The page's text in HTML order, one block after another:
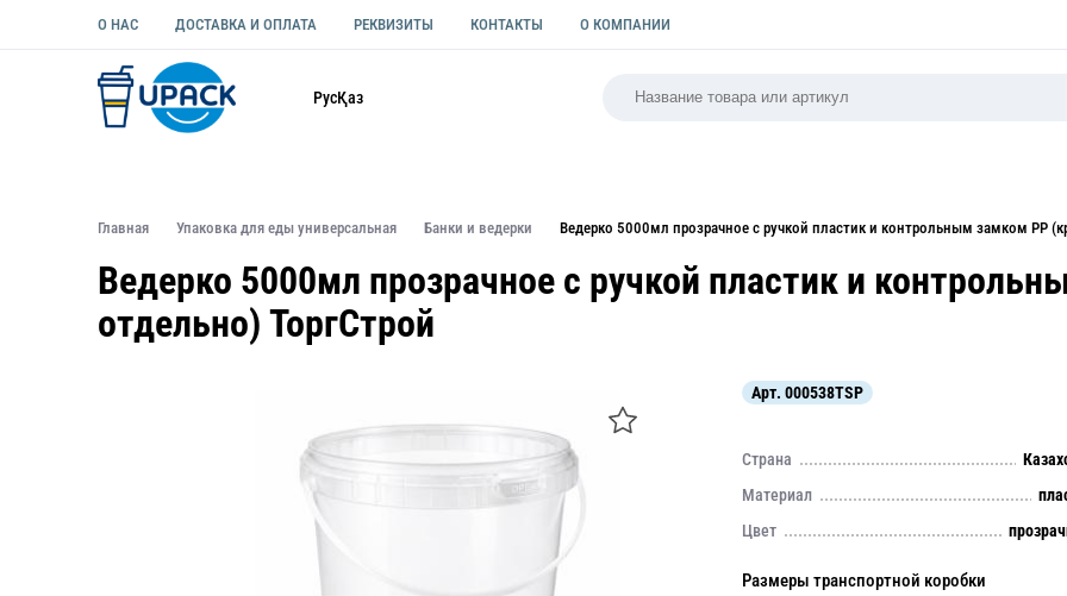
О НАС ДОСТАВКА И ОПЛАТА РЕКВИЗИТЫ КОНТАКТЫ О КОМПАНИИ
РусҚаз
Главная Упаковка для еды универсальная Банки и ведерки Ведерко 5000мл прозрачное с ручкой пластик и контрольным замком PP
Ведерко 5000мл прозрачное с ручкой пластик и
отдельно) ТоргСтрой
Арт. 000538TSP
Страна
Материал
Цвет
Размеры транспортной коробки